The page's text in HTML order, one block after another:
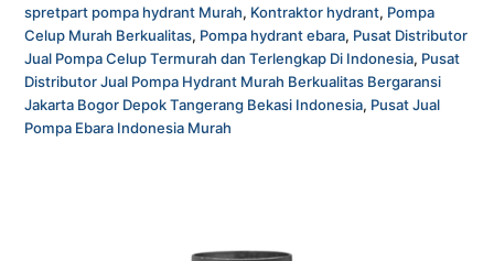
spretpart pompa hydrant Murah, Kontraktor hydrant, Pompa
Celup Murah Berkualitas, Pompa hydrant ebara, Pusat Distributor
Jual Pompa Celup Termurah dan Terlengkap Di Indonesia, Pusat
Distributor Jual Pompa Hydrant Murah Berkualitas Bergaransi
Jakarta Bogor Depok Tangerang Bekasi Indonesia, Pusat Jual
Pompa Ebara Indonesia Murah